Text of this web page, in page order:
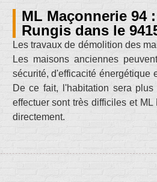
ML Maçonnerie 94
Rungis dans le
Les travaux de démolition des
Les maisons anciennes
sécurité, d'efficacité énergétique
De ce fait, l'habitation sera
effectuer sont très difficiles et
directement.